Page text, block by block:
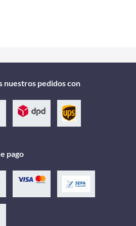
nuestros pedidos con
pago